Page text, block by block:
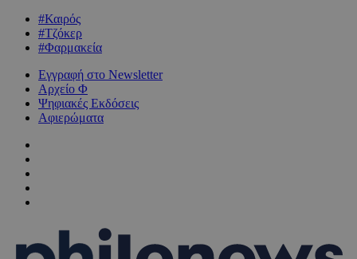
#Καιρός
#Τζόκερ
#Φαρμακεία
Εγγραφή στο Newsletter
Αρχείο Φ
Ψηφιακές Εκδόσεις
Αφιερώματα